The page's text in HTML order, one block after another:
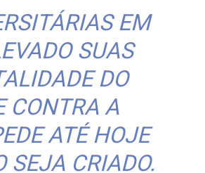
EM
SUAS
DO
CONTRA A
ATÉ HOJE
SEJA CRIADO.